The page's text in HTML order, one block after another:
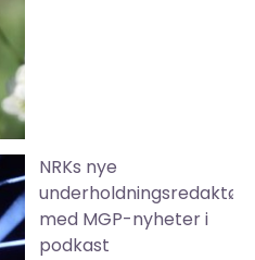
NRKs nye
underholdningsredaktør
med MGP-nyheter i
podkast